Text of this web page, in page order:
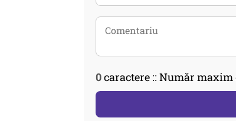
0caractere :: Număr maxim